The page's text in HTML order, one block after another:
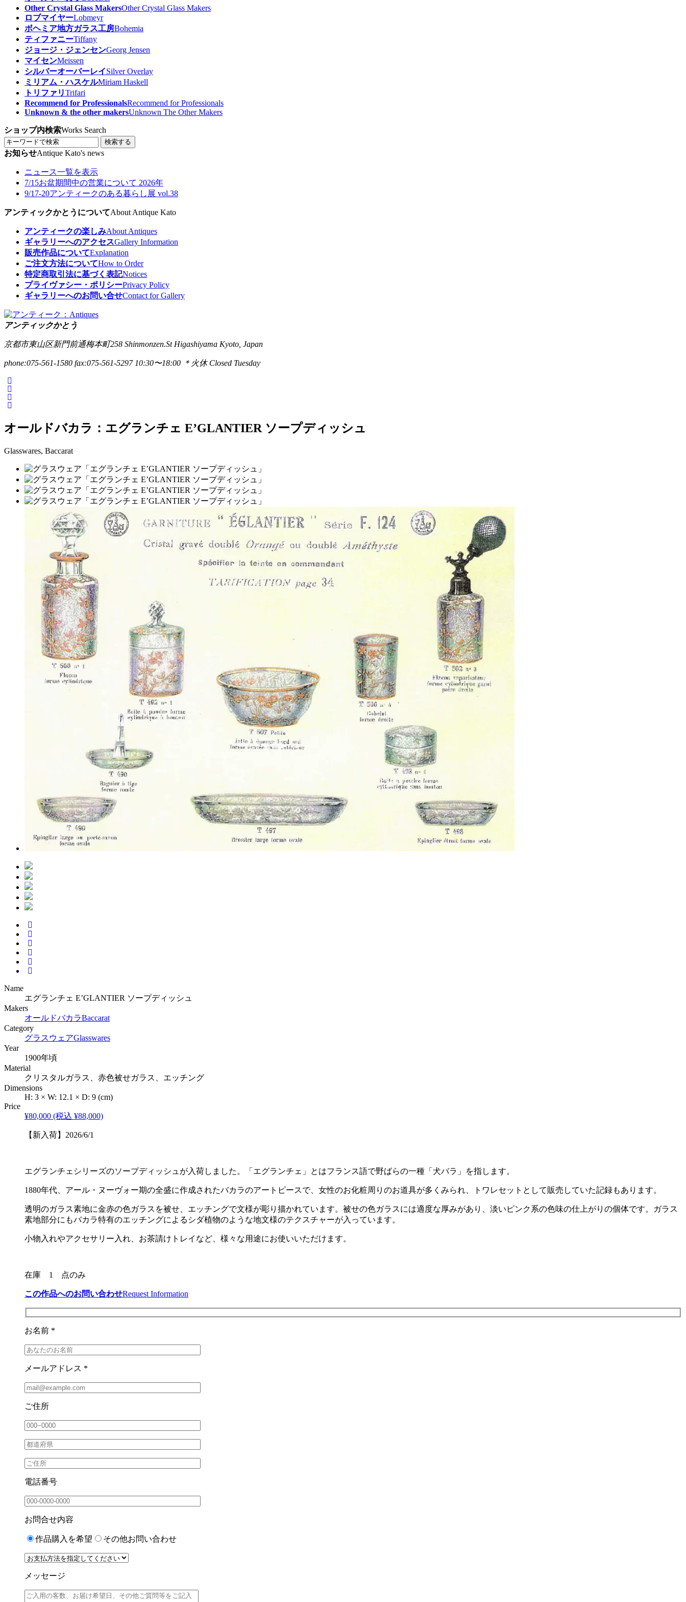
Other Crystal Glass MakersOther Crystal Glass Makers
ロブマイヤーLobmeyr
ボヘミア地方ガラス工房Bohemia
ティファニーTiffany
ジョージ・ジェンセンGeorg Jensen
マイセンMeissen
シルバーオーバーレイSilver Overlay
ミリアム・ハスケルMiriam Haskell
トリファリTrifari
Recommend for ProfessionalsRecommend for Professionals
Unknown & the other makersUnknown The Other Makers
ショップ内検索Works Search
検索する
お知らせAntique Kato's news
ニュース一覧を表示
7/15お盆期間中の営業について 2026年
9/17-20アンティークのある暮らし展 vol.38
アンティックかとうについてAbout Antique Kato
アンティークの楽しみAbout Antiques
ギャラリーへのアクセスGallery Information
販売作品についてExplanation
ご注文方法についてHow to Order
特定商取引法に基づく表記Notices
プライヴァシー・ポリシーPrivacy Policy
ギャラリーへのお問い合せContact for Gallery
アンティックかとう
京都市東山区新門前通梅本町258 Shinmonzen.St Higashiyama Kyoto, Japan
phone:075-561-1580 fax:075-561-5297 10:30〜18:00 ＊火休 Closed Tuesday
オールドバカラ：エグランチェ E’GLANTIER ソープディッシュ
Glasswares, Baccarat
Name
エグランチェ E’GLANTIER ソープディッシュ
Makers
オールドバカラBaccarat
Category
グラスウェアGlasswares
Year
1900年頃
Material
クリスタルガラス、赤色被せガラス、エッチング
Dimensions
H: 3 × W: 12.1 × D: 9 (cm)
Price
¥80,000 (税込 ¥88,000)
【新入荷】2026/6/1
エグランチェシリーズのソープディッシュが入荷しました。 「エグランチェ」とはフランス語で野ばらの一種「犬バラ」を指します。
1880年代、アール・ヌーヴォー期の全盛に作成されたバカラのアートピースで、女性のお化粧周りのお道具が多くみられ、トワレセットとして販売していた記録もあります。
透明のガラス素地に金赤の色ガラスを被せ、エッチングで文様が彫り描かれています。被せの色ガラスには適度な厚みがあり、淡いピンク系の色味の仕上がりの個体です。ガラス
素地部分にもバカラ特有のエッチングによるシダ植物のような地文様のテクスチャーが入っています。
小物入れやアクセサリー入れ、お茶請けトレイなど、様々な用途にお使いいただけます。
在庫 1 点のみ
この作品へのお問い合わせRequest Information
お名前 *
メールアドレス *
ご住所
電話番号
お問合せ内容
作品購入を希望 その他お問い合わせ
メッセージ